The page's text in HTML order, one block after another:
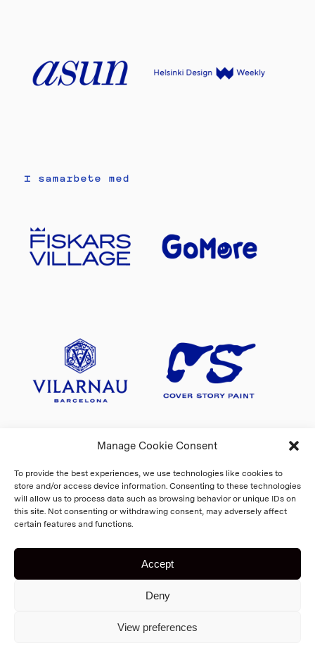
Manage Cookie Consent
To provide the best experiences, we use technologies like cookies to
store and/or access device information. Consenting to these technologies
will allow us to process data such as browsing behavior or unique IDs on
this site. Not consenting or withdrawing consent, may adversely affect
certain features and functions.
Accept
Deny
View preferences
I samarbete med
Copyright 2026 Fiskars Village